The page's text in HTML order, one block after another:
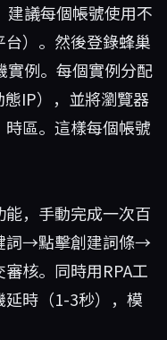
建議每個帳號使用不
）。然後登錄蜂巢
實例。每個實例分配
IP），並將瀏覽器
區。這樣每個帳號
，手動完成一次百
詞→點擊創建詞條→
核。同時用RPA工
時（1-3秒），模